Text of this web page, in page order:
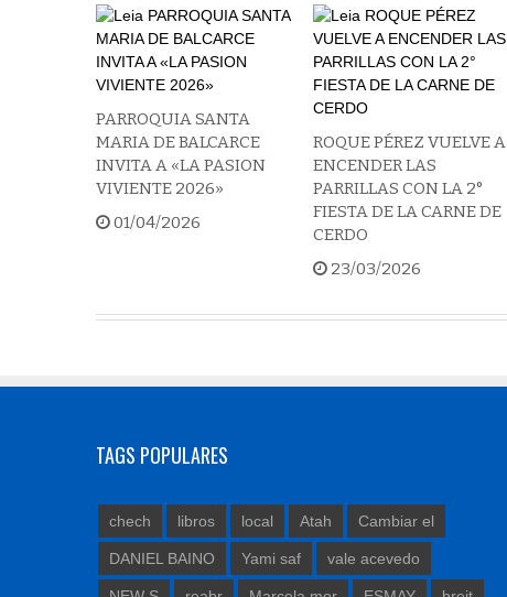
PARROQUIA SANTA
MARIA DE BALCARCE
INVITA A «LA PASION
VIVIENTE 2026»
01/04/2026
ROQUE PÉREZ VUELVE A
ENCENDER LAS
PARRILLAS CON LA 2°
FIESTA DE LA CARNE DE
CERDO
23/03/2026
TAGS POPULARES
chech libros local Atah Cambiar el
DANIEL BAINO Yami saf vale acevedo